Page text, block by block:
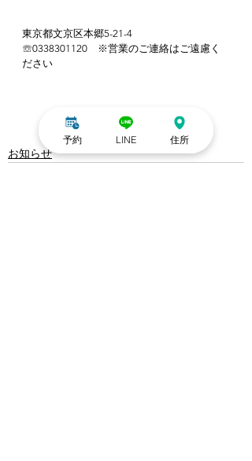
東京都文京区本郷5-21-4
☏0338301120　※営業のご連絡はご遠慮く
ださい
お知らせ
予約 LINE 住所